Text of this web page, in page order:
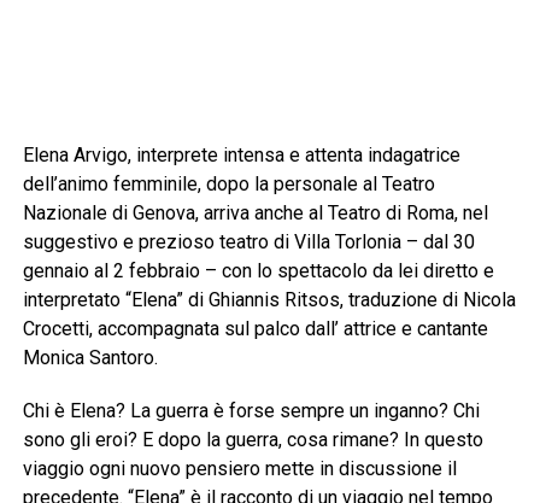
Elena Arvigo, interprete intensa e attenta indagatrice
dell’animo femminile, dopo la personale al Teatro
Nazionale di Genova, arriva anche al Teatro di Roma, nel
suggestivo e prezioso teatro di Villa Torlonia – dal 30
gennaio al 2 febbraio – con lo spettacolo da lei diretto e
interpretato “Elena” di Ghiannis Ritsos, traduzione di Nicola
Crocetti, accompagnata sul palco dall’ attrice e cantante
Monica Santoro.
Chi è Elena? La guerra è forse sempre un inganno? Chi
sono gli eroi? E dopo la guerra, cosa rimane? In questo
viaggio ogni nuovo pensiero mette in discussione il
precedente. “Elena” è il racconto di un viaggio nel tempo